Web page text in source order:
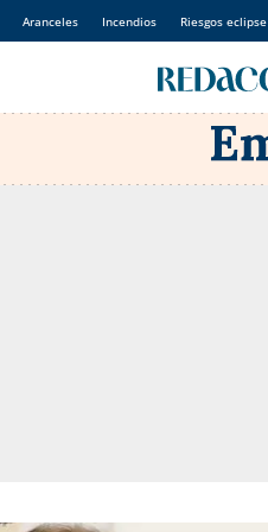
Aranceles Incendios Riesgos eclipse